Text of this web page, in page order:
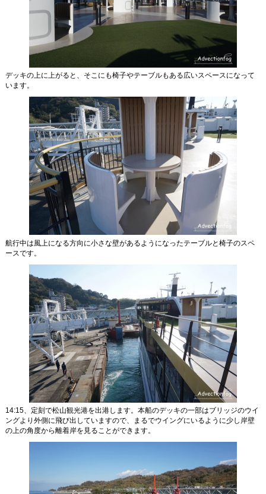
デッキの上に上がると、そこにも椅子やテーブルもある広いスペースになって
います。
航行中は風上になる方向に小さな壁があるようになったテーブルと椅子のスペ
ースです。
14:15、定刻で松山観光港を出港します。本船のデッキの一部はブリッジのウイ
ングより外側に飛び出していますので、まるでウイングにいるように少し岸壁
の上の角度から離着岸を見ることができます。